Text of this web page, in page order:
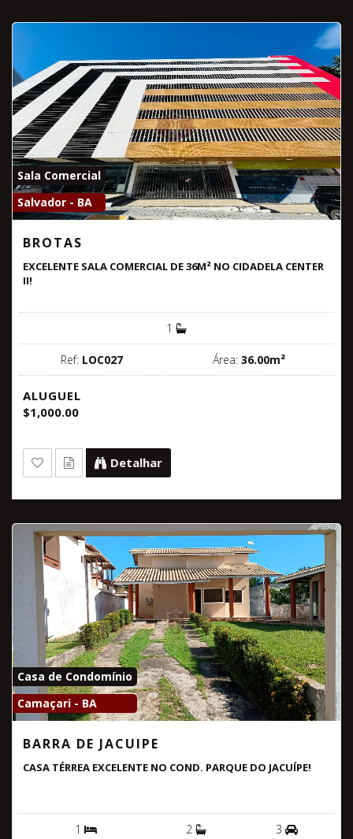
Sala Comercial
Salvador - BA
BROTAS
EXCELENTE SALA COMERCIAL DE 36M² NO CIDADELA CENTER
II!
1
Ref: LOC027 Área: 36.00m²
ALUGUEL
$1,000.00
Detalhar
Casa de Condomínio
Camaçari - BA
BARRA DE JACUIPE
CASA TÉRREA EXCELENTE NO COND. PARQUE DO JACUÍPE!
1 2 3